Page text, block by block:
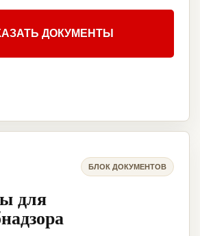
ДОКУМЕНТЫ
БЛОК ДОКУМЕНТОВ
для